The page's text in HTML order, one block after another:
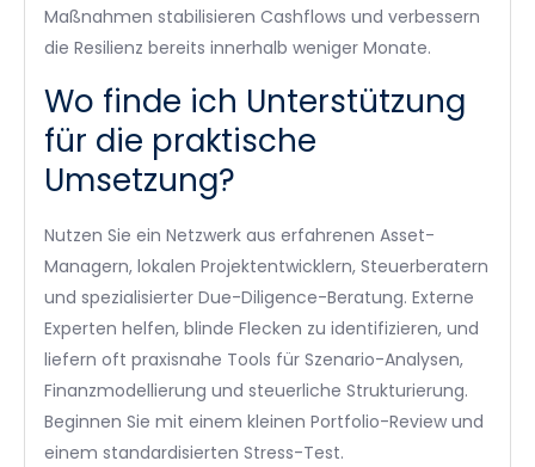
Maßnahmen stabilisieren Cashflows und verbessern
die Resilienz bereits innerhalb weniger Monate.
Wo finde ich Unterstützung
für die praktische
Umsetzung?
Nutzen Sie ein Netzwerk aus erfahrenen Asset-
Managern, lokalen Projektentwicklern, Steuerberatern
und spezialisierter Due-Diligence-Beratung. Externe
Experten helfen, blinde Flecken zu identifizieren, und
liefern oft praxisnahe Tools für Szenario-Analysen,
Finanzmodellierung und steuerliche Strukturierung.
Beginnen Sie mit einem kleinen Portfolio-Review und
einem standardisierten Stress-Test.